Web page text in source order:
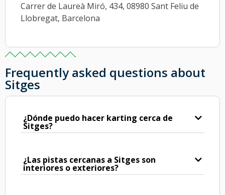
Carrer de Laureà Miró, 434, 08980 Sant Feliu de
Llobregat, Barcelona
Frequently asked questions about
Sitges
¿Dónde puedo hacer karting cerca de
Sitges?
¿Las pistas cercanas a Sitges son
interiores o exteriores?